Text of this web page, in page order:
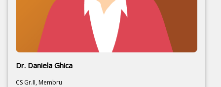
Dr. Daniela Ghica
CS Gr.II, Membru